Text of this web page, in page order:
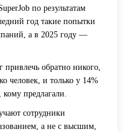
по результатам
год такие попытки
а в 2025 году —
обратно никого,
человек, и только у 14%
предлагали.
сотрудники
а не с высшим,